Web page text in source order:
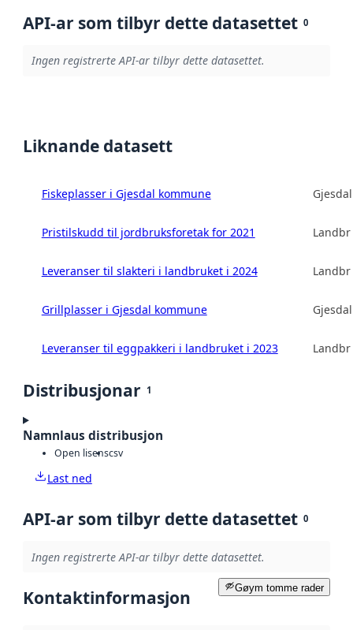
API-ar som tilbyr dette datasettet 0
Ingen registrerte API-ar tilbyr dette datasettet.
Liknande datasett
Fiskeplasser i Gjesdal kommune
Pristilskudd til jordbruksforetak for 2021
Leveranser til slakteri i landbruket i 2024
Grillplasser i Gjesdal kommune
Leveranser til eggpakkeri i landbruket i 2023
Distribusjonar 1
Namnlaus distribusjon
Open lisenscsv
Last ned
API-ar som tilbyr dette datasettet 0
Ingen registrerte API-ar tilbyr dette datasettet.
Gøym tomme rader
Kontaktinformasjon